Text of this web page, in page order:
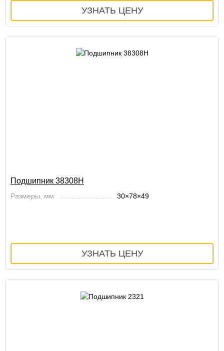
Подшипник 38308Н
Размеры, мм 30×78×49